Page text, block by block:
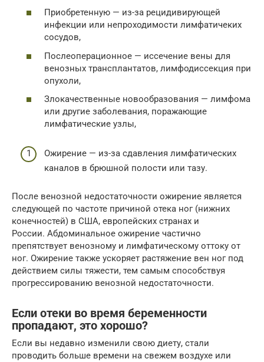
Приобретенную — из-за рецидивирующей
инфекции или непроходимости лимфатичеких
сосудов,
Послеоперационное — иссечение вены для
венозных трансплантатов, лимфодиссекция при
опухоли,
Злокачественные новообразования — лимфома
или другие заболевания, поражающие
лимфатические узлы,
Ожирение — из-за сдавления лимфатических
каналов в брюшной полости или тазу.
После венозной недостаточности ожирение является
следующей по частоте причиной отека ног (нижних
конечностей) в США, европейских странах и
России. Абдоминальное ожирение частично
препятствует венозному и лимфатическому оттоку от
ног. Ожирение также ускоряет растяжение вен ног под
действием силы тяжести, тем самым способствуя
прогрессированию венозной недостаточности.
Если отеки во время беременности
пропадают, это хорошо?
Если вы недавно изменили свою диету, стали
проводить больше времени на свежем воздухе или